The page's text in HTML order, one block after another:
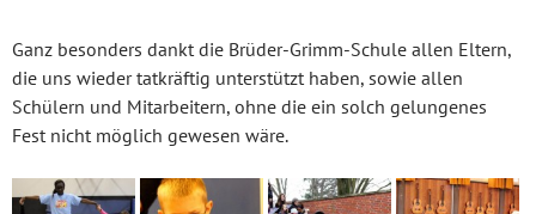
Ganz besonders dankt die Brüder-Grimm-Schule allen Eltern,
die uns wieder tatkräftig unterstützt haben, sowie allen
Schülern und Mitarbeitern, ohne die ein solch gelungenes
Fest nicht möglich gewesen wäre.